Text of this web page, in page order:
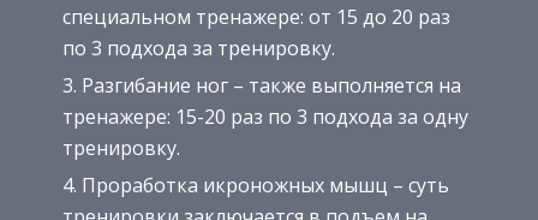
специальном тренажере: от 15 до 20 раз
по 3 подхода за тренировку.
Разгибание ног – также выполняется на
тренажере: 15-20 раз по 3 подхода за одну
тренировку.
Проработка икроножных мышц – суть